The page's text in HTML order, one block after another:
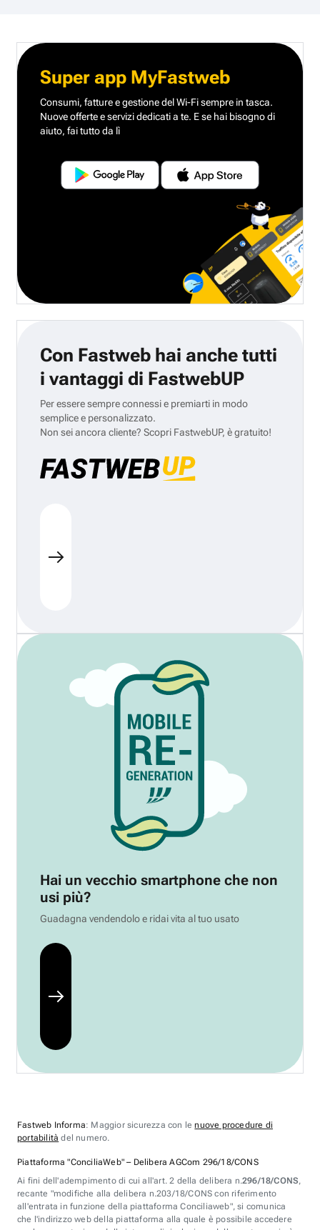
Super app MyFastweb
Consumi, fatture e gestione del Wi-Fi sempre in tasca.
Nuove offerte e servizi dedicati a te. E se hai bisogno di
aiuto, fai tutto da lì
Con Fastweb hai anche tutti
i vantaggi di FastwebUP
Per essere sempre connessi e premiarti in modo
semplice e personalizzato.
Non sei ancora cliente? Scopri FastwebUP, è gratuito!
Hai un vecchio smartphone che non
usi più?
Guadagna vendendolo e ridai vita al tuo usato
Fastweb Informa: Maggior sicurezza con lenuove procedure di
portabilità del numero.
Piattaforma "ConciliaWeb" – Delibera AGCom 296/18/CONS
Ai fini dell'adempimento di cui all'art. 2 della delibera n.296/18/CONS,
recante "modifiche alla delibera n.203/18/CONS con riferimento
all'entrata in funzione della piattaforma Conciliaweb", si comunica
che l'indirizzo web della piattaforma alla quale è possibile accedere